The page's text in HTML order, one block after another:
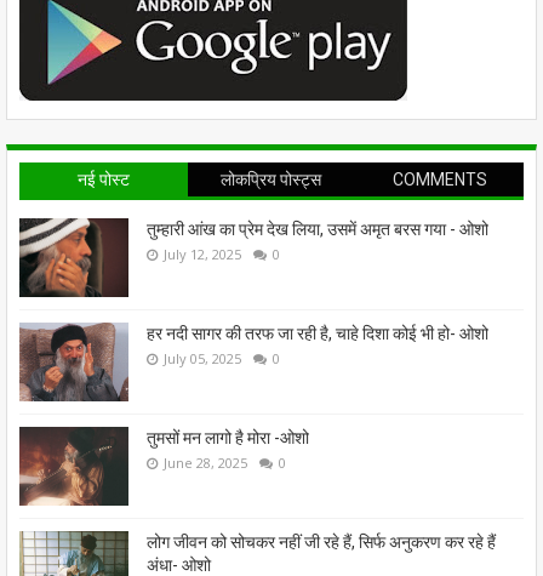
नई पोस्ट लोकप्रिय पोस्ट्स COMMENTS
तुम्हारी आंख का प्रेम देख लिया, उसमें अमृत बरस गया - ओशो
July 12, 2025 0
हर नदी सागर की तरफ जा रही है, चाहे दिशा कोई भी हो- ओशो
July 05, 2025 0
तुमसों मन लागो है मोरा -ओशो
June 28, 2025 0
लोग जीवन को सोचकर नहीं जी रहे हैं, सिर्फ अनुकरण कर रहे हैं
अंधा- ओशो